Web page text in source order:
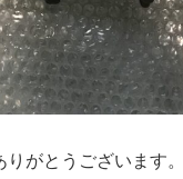
がとうございます。